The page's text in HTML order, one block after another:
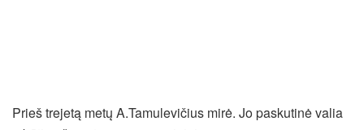
Prieš trejetą metų A.Tamulevičius mirė. Jo paskutinė valia